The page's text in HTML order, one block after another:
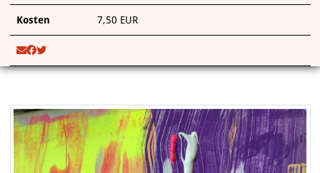
Kosten 7,50 EUR